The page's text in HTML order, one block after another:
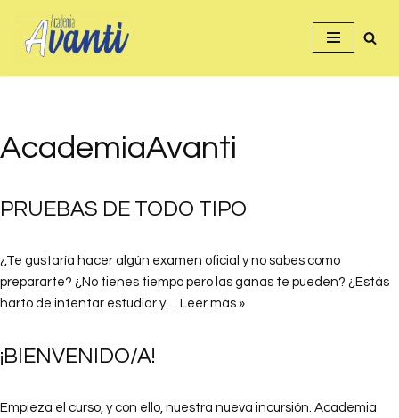
Saltar
AcademiaAvanti
PRUEBAS DE TODO TIPO
¿Te gustaría hacer algún examen oficial y no sabes como
prepararte? ¿No tienes tiempo pero las ganas te pueden? ¿Estás
harto de intentar estudiar y… Leer más »
¡BIENVENIDO/A!
Empieza el curso, y con ello, nuestra nueva incursión. Academia